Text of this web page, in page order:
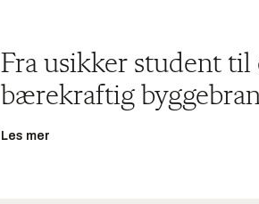
Fra usikker student
bærekraftig
Les mer